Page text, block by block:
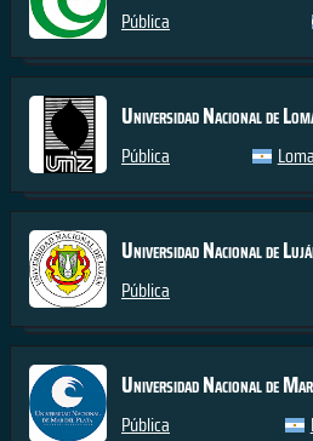
Pública
Universidad Nacional de
Pública
Universidad Nacional de
Pública
Universidad Nacional de
Pública